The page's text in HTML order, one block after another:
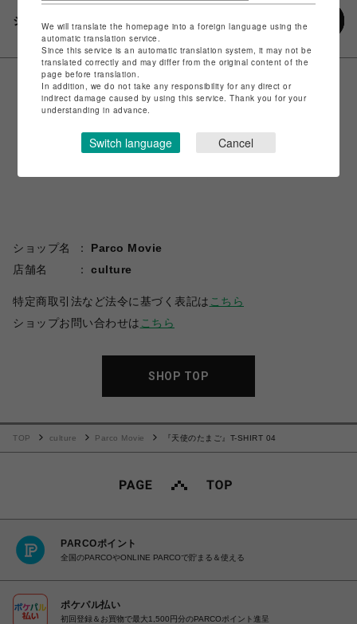
シェアする
ショップ名
Parco Movie
店舗名
culture
特定商取引法など法令に基づく表記は こちら
ショップお問い合わせは こちら
SHOP TOP
TOP culture Parco Movie 『天使のたまご』T-SHIRT 04
PARCOポイント
全国のPARCOやONLINE PARCOで貯まる＆使える
ポケパル払い
初回登録＆お買物で最大1,500円分のPARCOポイント進呈
We will translate the homepage into a foreign language using the
automatic translation service.
Since this service is an automatic translation system, it may not be
translated correctly and may differ from the original content of the
page before translation.
In addition, we do not take any responsibility for any direct or
indirect damage caused by using this service. Thank you for your
understanding in advance.
Switch language Cancel